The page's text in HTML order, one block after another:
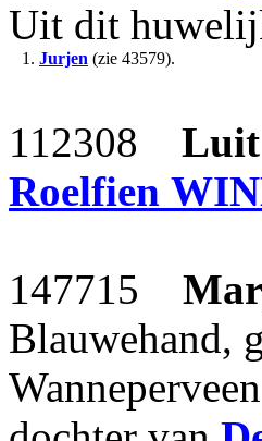
Uit dit
1. Jurjen (zie 43579).
112308 Luit
Roelfien
147715
Blauwehand,